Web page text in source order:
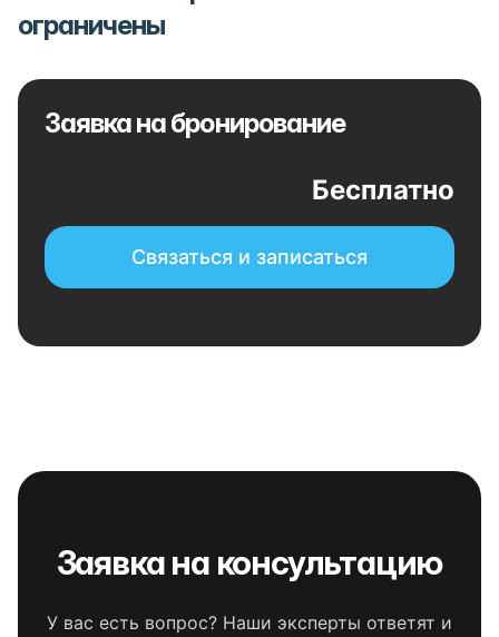
ограничены
Заявка на бронирование
Бесплатно
Связаться и записаться
Заявка на консультацию
У вас есть вопрос? Наши эксперты ответят и